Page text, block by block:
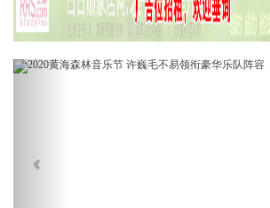
Previous